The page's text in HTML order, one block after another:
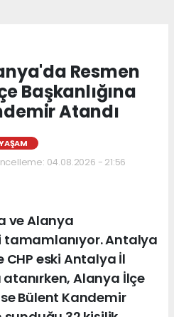
Resmen
Başkanlığına
Atandı
04.08.2026 - 21:56
ve Alanya
Antalya
CHP eski Antalya İl
atanırken, Alanya İlçe
Bülent Kandemir